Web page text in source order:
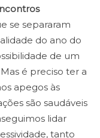
se separaram
do ano do
de um
é preciso ter a
apegos às
são saudáveis
lidar
tanto